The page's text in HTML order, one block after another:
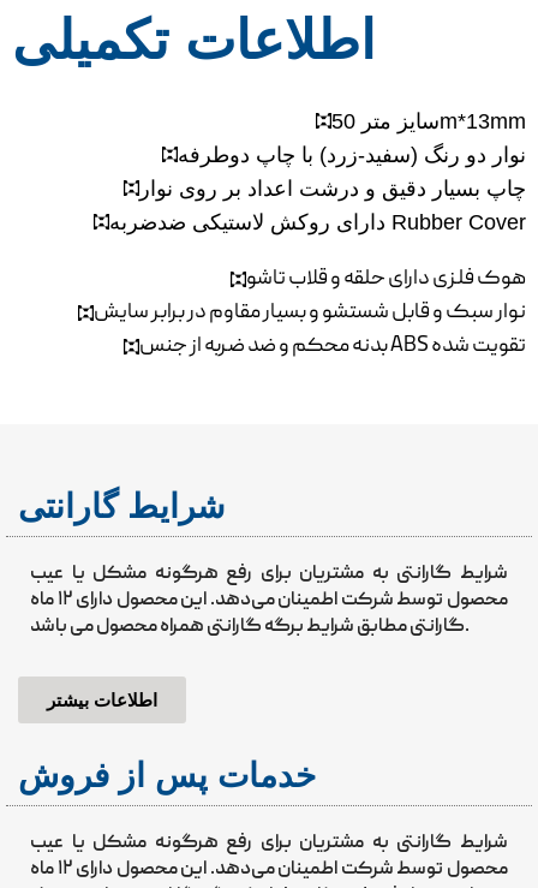
اطلاعات تکمیلی
سایز متر 50m*13mm
نوار دو رنگ (سفید-زرد) با چاپ دوطرفه
چاپ بسیار دقیق و درشت اعداد بر روی نوار
دارای روکش لاستیکی ضدضربه Rubber Cover
هوک فلزی دارای حلقه و قلاب تاشو
نوار سبک و قابل شستشو و بسیار مقاوم در برابر سایش
بدنه محکم و ضد ضربه از جنس ABS تقویت شده
شرایط گارانتی
شرایط گارانتی به مشتریان برای رفع هرگونه مشکل یا عیب
محصول توسط شرکت اطمینان می‌دهد. این محصول دارای ۱۲ ماه
گارانتی مطابق شرایط برگه گارانتی همراه محصول می باشد.
اطلاعات بیشتر
خدمات پس از فروش
شرایط گارانتی به مشتریان برای رفع هرگونه مشکل یا عیب
محصول توسط شرکت اطمینان می‌دهد. این محصول دارای ۱۲ ماه